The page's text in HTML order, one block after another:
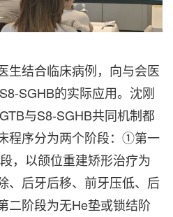
生结合临床病例，向与会医
SGHB的实际应用。沈刚
与S8-SGHB共同机制都
程序分为两个阶段：①第一
，以颌位重建矫形治疗为
、后牙后移、前牙压低、后
二阶段为无He垫或锁结阶